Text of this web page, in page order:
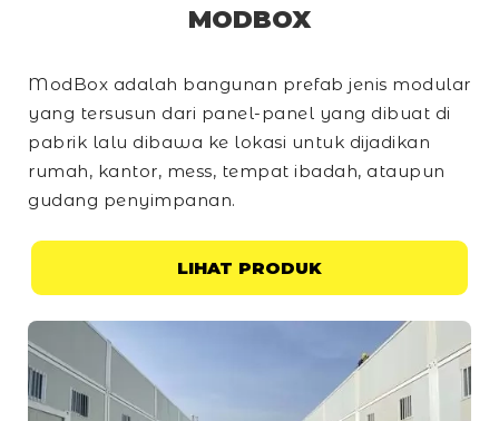
MODBOX
ModBox adalah bangunan prefab jenis modular
yang tersusun dari panel-panel yang dibuat di
pabrik lalu dibawa ke lokasi untuk dijadikan
rumah, kantor, mess, tempat ibadah, ataupun
gudang penyimpanan.
LIHAT PRODUK